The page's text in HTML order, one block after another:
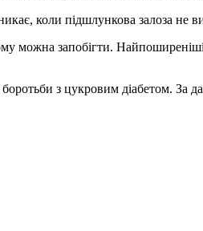
коли підшлункова залоза не
можна запобігти.
боротьби з цукровим діабетом.